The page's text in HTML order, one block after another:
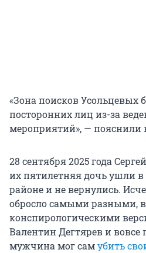
«Зона поисков Усольцевых
посторонних лиц из-за
мероприятий», — пояснили
28 сентября 2025 года
их пятилетняя дочь ушли
районе и не вернулись.
обросло самыми разными,
конспирологическими
Валентин Дегтярев и
мужчина мог самубить